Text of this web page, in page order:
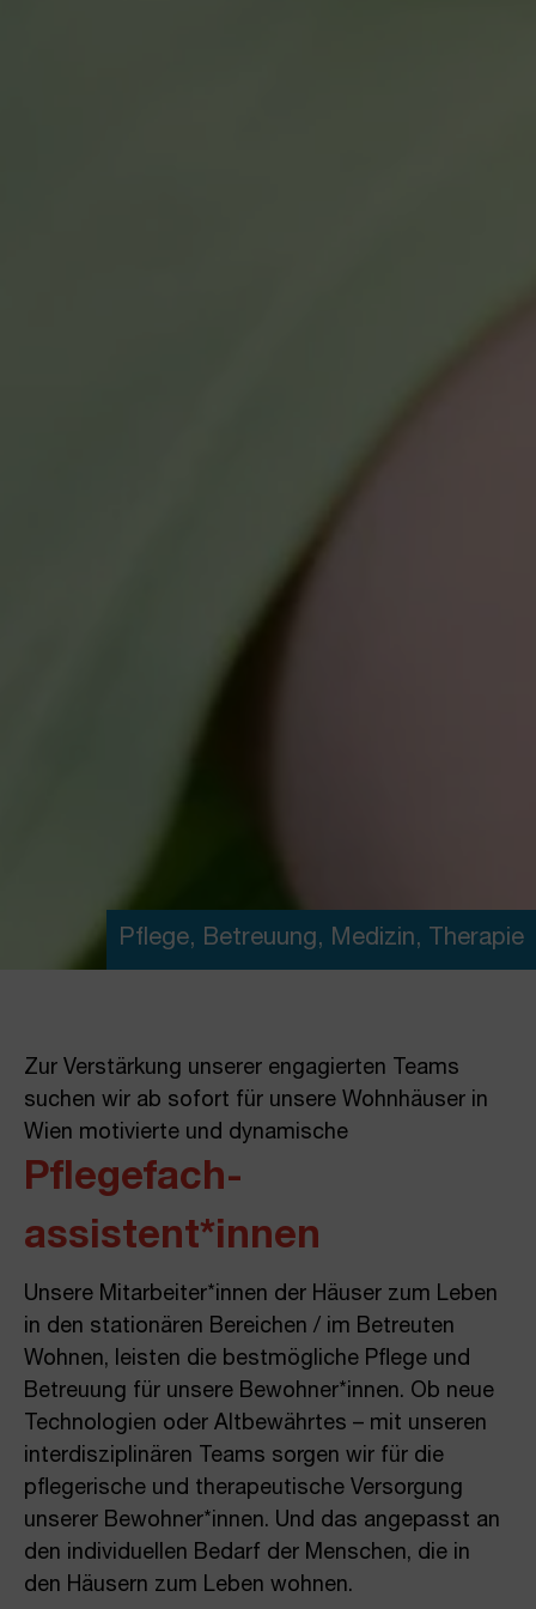
Pflege, Betreuung, Medizin, Therapie
Zur Verstärkung unserer engagierten Teams
suchen wir ab sofort für unsere Wohnhäuser in
Wien motivierte und dynamische
Pflegefach­
assistent*innen
Unsere Mitarbeiter*innen der Häuser zum Leben
in den stationären Bereichen / im Betreuten
Wohnen, leisten die bestmögliche Pflege und
Betreuung für unsere Bewohner*innen. Ob neue
Technologien oder Altbewährtes – mit unseren
interdisziplinären Teams sorgen wir für die
pflegerische und therapeutische Versorgung
unserer Bewohner*innen. Und das angepasst an
den individuellen Bedarf der Menschen, die in
den Häusern zum Leben wohnen.